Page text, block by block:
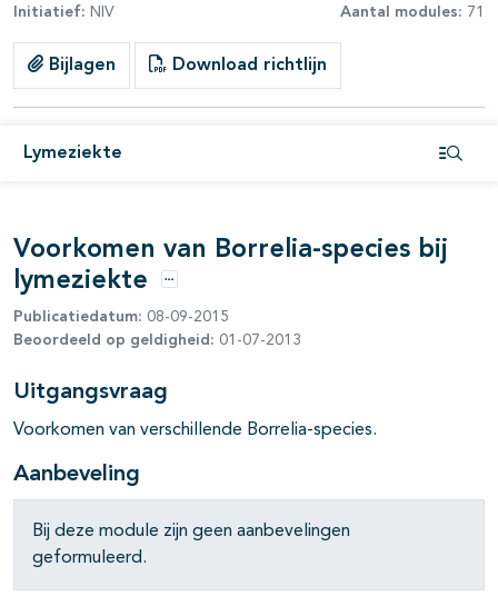
Initiatief: NIV Aantal modules: 71
Bijlagen Download richtlijn
Lymeziekte
open- en dichtklappen
open- en dichtklappen
open- en dichtklappen
open- en dichtklappen
open- en dichtklappen
Voorkomen van Borrelia-species bij
lymeziekte
Opties
Publicatiedatum: 08-09-2015
Beoordeeld op geldigheid: 01-07-2013
Uitgangsvraag
Voorkomen van verschillende Borrelia-species.
Aanbeveling
Bij deze module zijn geen aanbevelingen
geformuleerd.